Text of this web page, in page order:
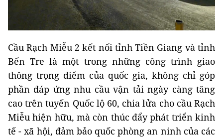
Cầu Rạch Miễu 2 kết nối tỉnh Tiền Giang và tỉnh
Bến Tre là một trong những công trình giao
thông trọng điểm của quốc gia, không chỉ góp
phần đáp ứng nhu cầu vận tải ngày càng tăng
cao trên tuyến Quốc lộ 60, chia lửa cho cầu Rạch
Miễu hiện hữu, mà còn thúc đẩy phát triển kinh
tế - xã hội, đảm bảo quốc phòng an ninh của các